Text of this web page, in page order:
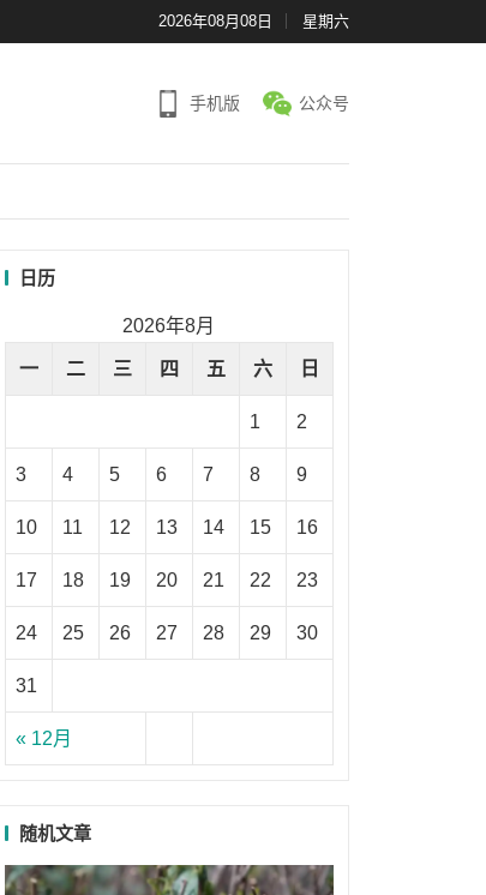
2026年08月08日 星期六
手机版 公众号
日历
2026年8月
一 二 三 四 五 六 日
« 12月
1 2
3 4 5 6 7 8 9
10 11 12 13 14 15 16
17 18 19 20 21 22 23
24 25 26 27 28 29 30
31
随机文章